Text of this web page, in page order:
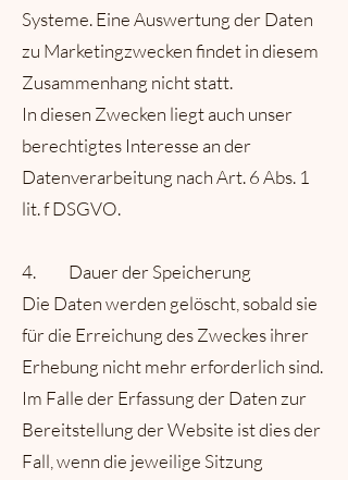
Systeme. Eine Auswertung der Daten
zu Marketingzwecken findet in diesem
Zusammenhang nicht statt.
In diesen Zwecken liegt auch unser
berechtigtes Interesse an der
Datenverarbeitung nach Art. 6 Abs. 1
lit. f DSGVO.
4. Dauer der Speicherung
Die Daten werden gelöscht, sobald sie
für die Erreichung des Zweckes ihrer
Erhebung nicht mehr erforderlich sind.
Im Falle der Erfassung der Daten zur
Bereitstellung der Website ist dies der
Fall, wenn die jeweilige Sitzung